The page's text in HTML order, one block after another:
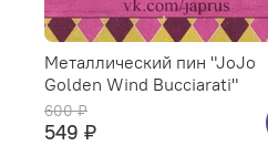
Металлический пин "JoJo
Golden Wind Bucciarati"
600 ₽
549 ₽